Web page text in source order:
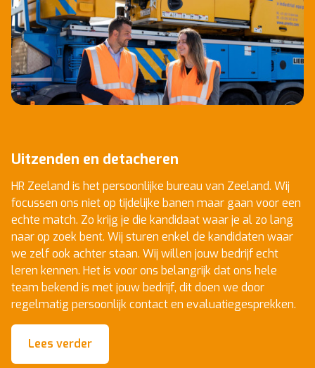
Uitzenden en detacheren
HR Zeeland is het persoonlijke bureau van Zeeland. Wij
focussen ons niet op tijdelijke banen maar gaan voor een
echte match. Zo krijg je die kandidaat waar je al zo lang
naar op zoek bent. Wij sturen enkel de kandidaten waar
we zelf ook achter staan. Wij willen jouw bedrijf echt
leren kennen. Het is voor ons belangrijk dat ons hele
team bekend is met jouw bedrijf, dit doen we door
regelmatig persoonlijk contact en evaluatiegesprekken.
Lees verder